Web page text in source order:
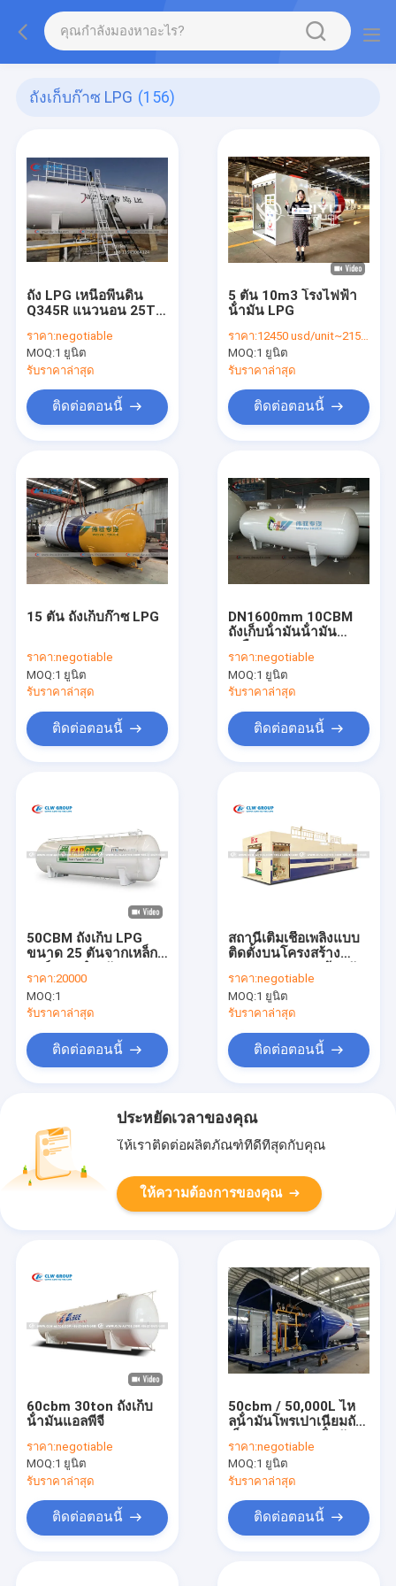
ถังเก็บก๊าซ LPG (156)
ถัง LPG เหนือพื้นดิน
Q345R แนวนอน 25T
ราคา:negotiable
MOQ:1 ยูนิต
รับราคาล่าสุด
ติดต่อตอนนี้
5 ตัน 10m3 โรงไฟฟ้า
น้ํามัน LPG
ราคา:12450 usd/unit~21560 usd/unit
MOQ:1 ยูนิต
รับราคาล่าสุด
ติดต่อตอนนี้
15 ตัน ถังเก็บก๊าซ LPG
ราคา:negotiable
MOQ:1 ยูนิต
รับราคาล่าสุด
ติดต่อตอนนี้
DN1600mm 10CBM
ถังเก็บน้ํามันน้ํามัน
ราคา:negotiable
MOQ:1 ยูนิต
รับราคาล่าสุด
ติดต่อตอนนี้
50CBM ถังเก็บ LPG
ขนาด 25 ตันจากเหล็ก
รี กินเนีย
ราคา:20000
MOQ:1
รับราคาล่าสุด
ติดต่อตอนนี้
สถานีเติมเชื้อเพลิงแบบ
ติดตั้งบนโครงสร้าง
การระเบิด – การเติมเชื้อ
เพลิงในสถานที่ทำงานที่
ปลอดภัยและเป็นโมดูล
ราคา:negotiable
MOQ:1 ยูนิต
รับราคาล่าสุด
ติดต่อตอนนี้
ประหยัดเวลาของคุณ
ให้เราติดต่อผลิตภัณฑ์ที่ดีที่สุดกับคุณ
ให้ความต้องการของคุณ
60cbm 30ton ถังเก็บ
น้ํามันแอลพีจี
ราคา:negotiable
MOQ:1 ยูนิต
รับราคาล่าสุด
ติดต่อตอนนี้
50cbm / 50,000L ไห
ลน้ํามันโพรเปาเนียมถัง
Q345R / SA516 LPG
Skid Station
ราคา:negotiable
MOQ:1 ยูนิต
รับราคาล่าสุด
ติดต่อตอนนี้